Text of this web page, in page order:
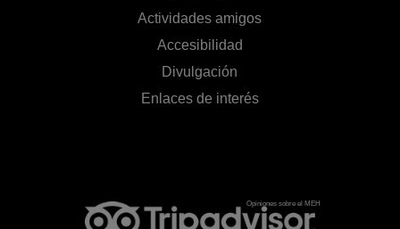
Actividades amigos
Accesibilidad
Divulgación
Enlaces de interés
Opiniones sobre el MEH